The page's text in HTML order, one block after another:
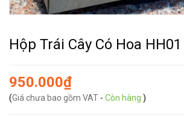
Hộp Trái Cây Có Hoa HH01
950.000₫
(Giá chưa bao gồm VAT - Còn hàng )